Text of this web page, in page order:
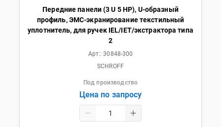
Передние панели (3 U 5 HP), U-образный
профиль, ЭМС-экранирование текстильный
уплотнитель, для ручек IEL/IET/экстрактора типа
2
Арт.:30848-300
SCHROFF
Под производство
Цена по запросу